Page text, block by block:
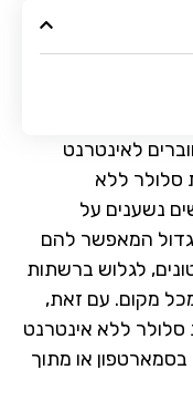
לאינטרנט
סלולר ללא
נשענים על
גדול המאפשר להם
לגלוש ברשתות
מקום. עם זאת,
סלולר ללא אינטרנט
או מתוך